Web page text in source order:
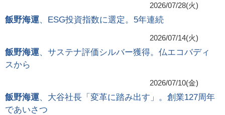
2026/07/28(火)
飯野海運、ESG投資指数に選定。5年連続
2026/07/14(火)
飯野海運、サステナ評価シルバー獲得。仏エコバディ
スから
2026/07/10(金)
飯野海運、大谷社長「変革に踏み出す」。創業127周年
であいさつ